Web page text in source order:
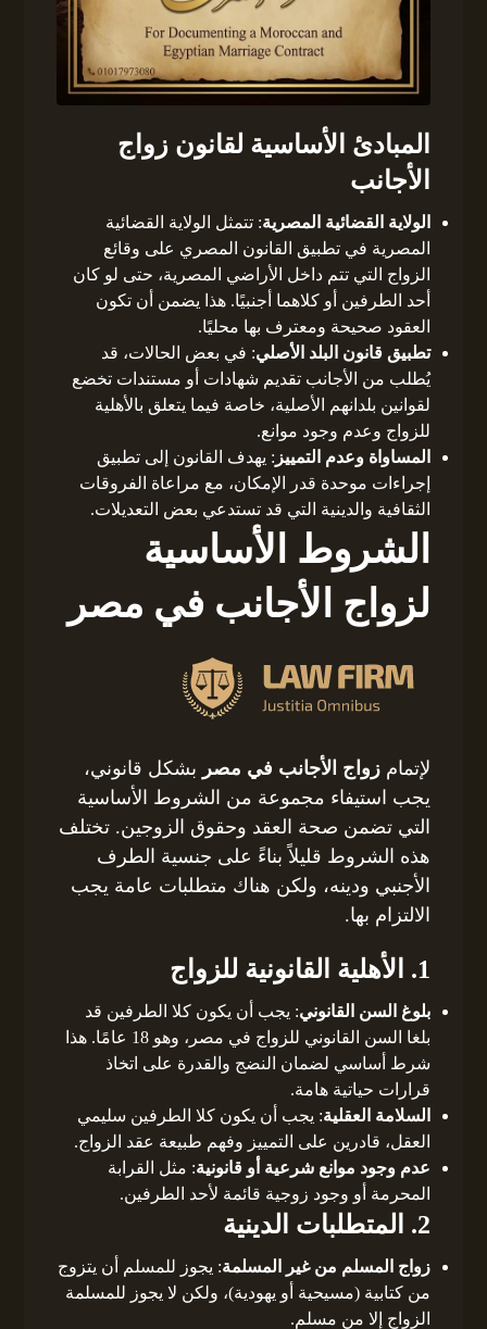
المبادئ الأساسية لقانون زواج
الأجانب
الولاية القضائية المصرية: تتمثل الولاية القضائية
المصرية في تطبيق القانون المصري على وقائع
الزواج التي تتم داخل الأراضي المصرية، حتى لو كان
أحد الطرفين أو كلاهما أجنبيًا. هذا يضمن أن تكون
العقود صحيحة ومعترف بها محليًا.
تطبيق قانون البلد الأصلي: في بعض الحالات، قد
يُطلب من الأجانب تقديم شهادات أو مستندات تخضع
لقوانين بلدانهم الأصلية، خاصة فيما يتعلق بالأهلية
للزواج وعدم وجود موانع.
المساواة وعدم التمييز : يهدف القانون إلى تطبيق
إجراءات موحدة قدر الإمكان، مع مراعاة الفروقات
الثقافية والدينية التي قد تستدعي بعض التعديلات.
الشروط الأساسية
لزواج الأجانب في مصر
لإتمامزواج الأجانب في مصر بشكل قانوني،
يجب استيفاء مجموعة من الشروط الأساسية
التي تضمن صحة العقد وحقوق الزوجين. تختلف
هذه الشروط قليلاً بناءً على جنسية الطرف
الأجنبي ودينه، ولكن هناك متطلبات عامة يجب
الالتزام بها.
1. الأهلية القانونية للزواج
بلوغ السن القانوني: يجب أن يكون كلا الطرفين قد
بلغا السن القانوني للزواج في مصر، وهو 18 عامًا. هذا
شرط أساسي لضمان النضج والقدرة على اتخاذ
قرارات حياتية هامة.
السلامة العقلية: يجب أن يكون كلا الطرفين سليمي
العقل، قادرين على التمييز وفهم طبيعة عقد الزواج.
عدم وجود موانع شرعية أو قانونية: مثل القرابة
المحرمة أو وجود زوجية قائمة لأحد الطرفين.
2. المتطلبات الدينية
زواج المسلم من غير المسلمة: يجوز للمسلم أن يتزوج
من كتابية (مسيحية أو يهودية)، ولكن لا يجوز للمسلمة
الزواج إلا من مسلم.